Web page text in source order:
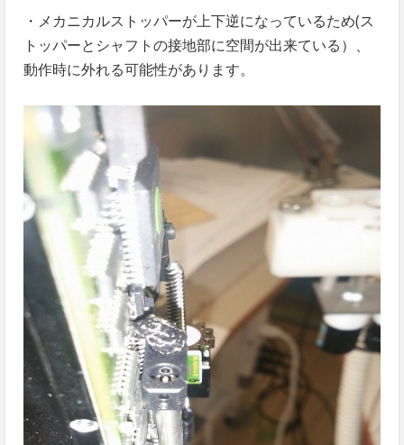
・メカニカルストッパーが上下逆になっているため(ス
トッパーとシャフトの接地部に空間が出来ている）、
動作時に外れる可能性があります。